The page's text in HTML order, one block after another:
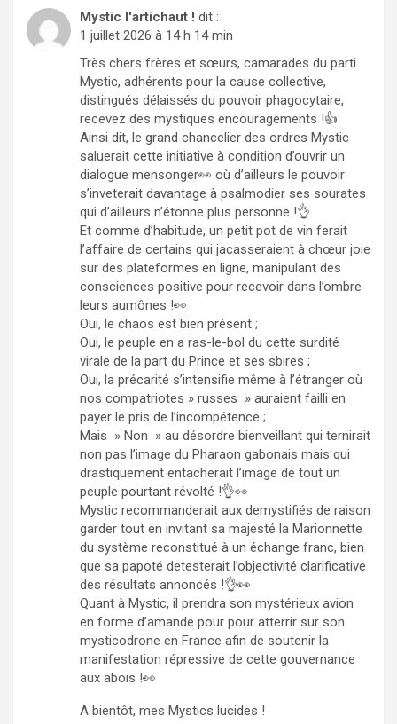
Mystic l'artichaut ! dit :
1 juillet 2026 à 14 h 14 min
Très chers frères et sœurs, camarades du parti
Mystic, adhérents pour la cause collective,
distingués délaissés du pouvoir phagocytaire,
recevez des mystiques encouragements !👍
Ainsi dit, le grand chancelier des ordres Mystic
saluerait cette initiative à condition d’ouvrir un
dialogue mensonger👀 où d’ailleurs le pouvoir
s’inveterait davantage à psalmodier ses sourates
qui d’ailleurs n’étonne plus personne !👌
Et comme d’habitude, un petit pot de vin ferait
l’affaire de certains qui jacasseraient à chœur joie
sur des plateformes en ligne, manipulant des
consciences positive pour recevoir dans l’ombre
leurs aumônes !👀
Oui, le chaos est bien présent ;
Oui, le peuple en a ras-le-bol du cette surdité
virale de la part du Prince et ses sbires ;
Oui, la précarité s’intensifie même à l’étranger où
nos compatriotes » russes » auraient failli en
payer le pris de l’incompétence ;
Mais » Non » au désordre bienveillant qui ternirait
non pas l’image du Pharaon gabonais mais qui
drastiquement entacherait l’image de tout un
peuple pourtant révolté !👌👀
Mystic recommanderait aux demystifiés de raison
garder tout en invitant sa majesté la Marionnette
du système reconstitué à un échange franc, bien
que sa papoté detesterait l’objectivité clarificative
des résultats annoncés !👌👀
Quant à Mystic, il prendra son mystérieux avion
en forme d’amande pour pour atterrir sur son
mysticodrone en France afin de soutenir la
manifestation répressive de cette gouvernance
aux abois !👀
A bientôt, mes Mystics lucides !